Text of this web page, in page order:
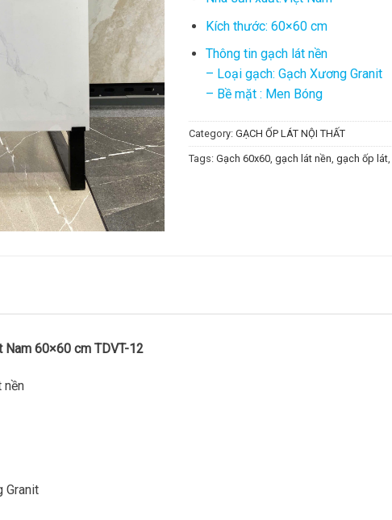
Kích thước: 60×60 cm
Thông tin gạch lát nền
– Loại gạch: Gạch Xương Granit
– Bề mặt : Men Bóng
Category: GẠCH ỐP LÁT NỘI THẤT
Tags: Gạch 60x60 gạch lát nền gạch ốp lát
Nam 60×60 cm TDVT-12
nền
Granit